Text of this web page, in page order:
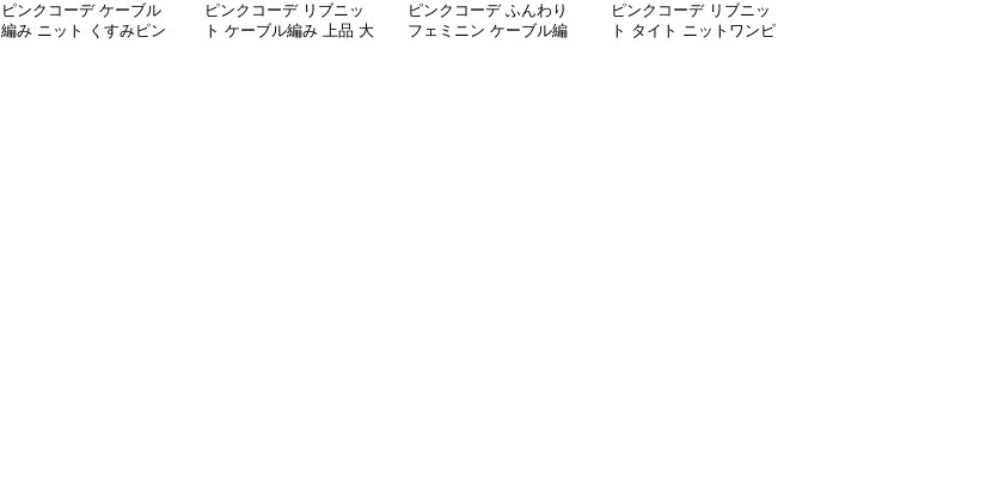
ピンクコーデ ケーブル
編み ニット くすみピン
ピンクコーデ リブニッ
ト ケーブル編み 上品 大
ピンクコーデ ふんわり
フェミニン ケーブル編
ピンクコーデ リブニッ
ト タイト ニットワンピ